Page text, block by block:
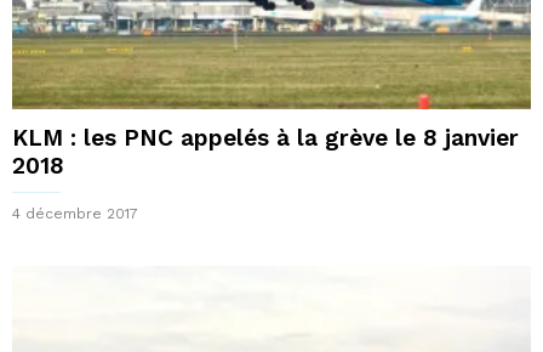
KLM : les PNC appelés à la grève le 8 janvier
2018
4 décembre 2017